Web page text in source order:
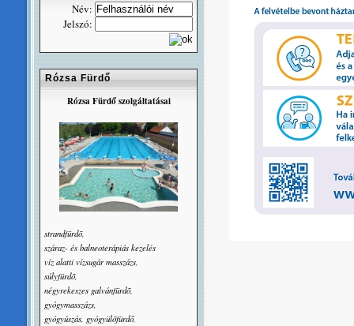
Név:
Jelszó:
Rózsa Fürdő
Rózsa Fürdő szolgáltatásai
strandfürdõ,
száraz- és balneoterápiás kezelés
víz alatti vízsugár masszázs,
súlyfürdõ,
négyrekeszes galvánfürdõ,
gyógymasszázs,
gyógyúszás, gyógyülõfürdő,